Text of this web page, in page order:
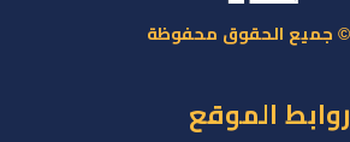
روابط الموقع